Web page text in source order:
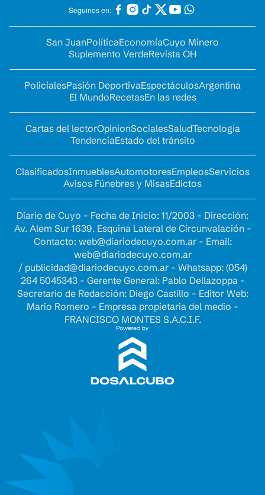
Seguinos en:
San JuanPolíticaEconomíaCuyo Minero
Suplemento VerdeRevista OH
PolicialesPasión DeportivaEspectáculosArgentina
El MundoRecetasEn las redes
Cartas del lectorOpinionSocialesSaludTecnología
TendenciaEstado del tránsito
ClasificadosInmueblesAutomotoresEmpleosServicios
Avisos Fúnebres y MisasEdictos
Diario de Cuyo - Fecha de Inicio: 11/2003 - Dirección:
Av. Alem Sur 1639. Esquina Lateral de Circunvalación -
Contacto: web@diariodecuyo.com.ar- Email:
web@diariodecuyo.com.ar
/ publicidad@diariodecuyo.com.ar- Whatsapp: (054)
264 5045343 - Gerente General: Pablo Dellazoppa -
Secretario de Redacción: Diego Castillo - Editor Web:
Mario Romero - Empresa propietaria del medio -
FRANCISCO MONTES S.A.C.I.F.